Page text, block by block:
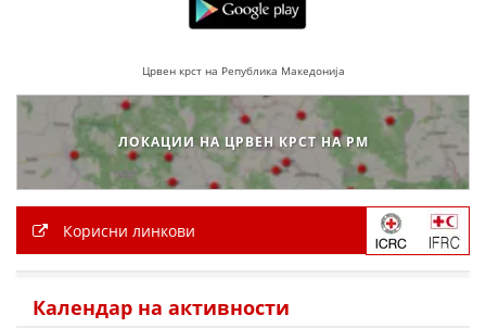
Црвен крст на Република Македонија
ЛОКАЦИИ НА ЦРВЕН КРСТ НА РМ
Корисни линкови
Календар на активности